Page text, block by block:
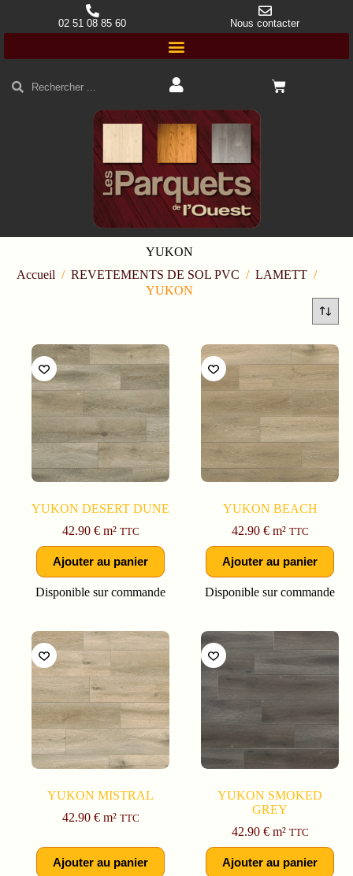
02 51 08 85 60 Nous contacter
YUKON
Accueil / REVETEMENTS DE SOL PVC / LAMETT /
YUKON
YUKON DESERT DUNE
42.90 €m² TTC
Ajouter au panier
Disponible sur commande
YUKON BEACH
42.90 €m² TTC
Ajouter au panier
Disponible sur commande
YUKON MISTRAL
42.90 €m² TTC
Ajouter au panier
YUKON SMOKED
GREY
42.90 €m² TTC
Ajouter au panier